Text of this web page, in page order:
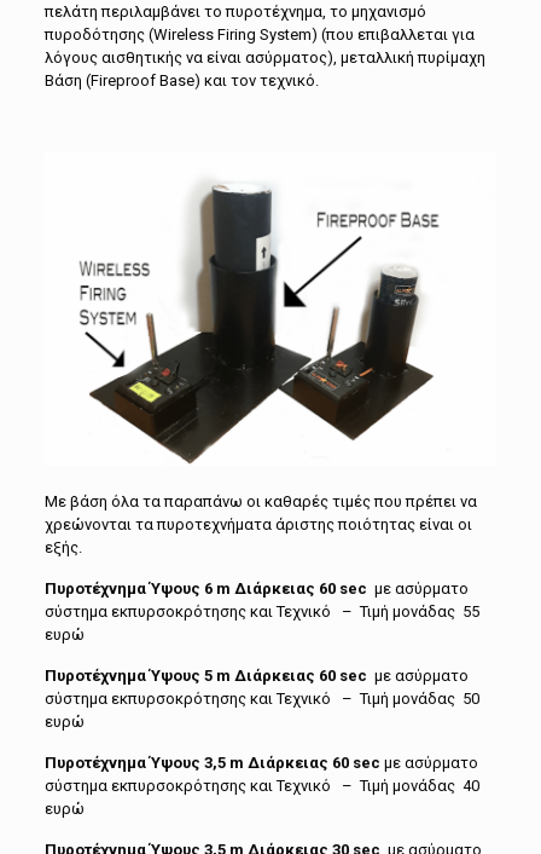
πελάτη περιλαμβάνει το πυροτέχνημα, το μηχανισμό
πυροδότησης (Wireless Firing System) (που επιβαλλεται για
λόγους αισθητικής να είναι ασύρματος), μεταλλική πυρίμαχη
Βάση (Fireproof Base) και τον τεχνικό.
Με βάση όλα τα παραπάνω οι καθαρές τιμές που πρέπει να
χρεώνονται τα πυροτεχνήματα άριστης ποιότητας είναι οι
εξής.
Πυροτέχνημα Ύψους 6 m Διάρκειας 60 sec με ασύρματο
σύστημα εκπυρσοκρότησης και Τεχνικό – Τιμή μονάδας 55
ευρώ
Πυροτέχνημα Ύψους 5 m Διάρκειας 60 sec με ασύρματο
σύστημα εκπυρσοκρότησης και Τεχνικό – Τιμή μονάδας 50
ευρώ
Πυροτέχνημα Ύψους 3,5 m Διάρκειας 60 sec με ασύρματο
σύστημα εκπυρσοκρότησης και Τεχνικό – Τιμή μονάδας 40
ευρώ
Πυροτέχνημα Ύψους 3,5 m Διάρκειας 30 sec με ασύρματο